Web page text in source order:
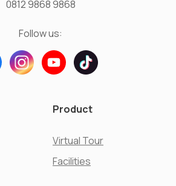
0812 9868 9868
Follow us:
Product
Virtual Tour
Facilities